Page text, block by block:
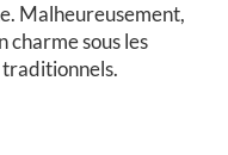
Malheureusement,
charme sous les
traditionnels.